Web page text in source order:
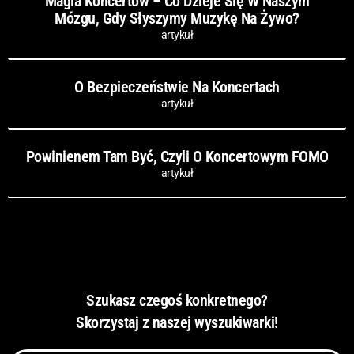
Mózgu, Gdy Słyszymy Muzykę Na Żywo?
artykuł
O Bezpieczeństwie Na Koncertach
artykuł
Powinienem Tam Być, Czyli O Koncertowym FOMO
artykuł
Szukasz czegoś konkretnego?
Skorzystaj z naszej wyszukiwarki!